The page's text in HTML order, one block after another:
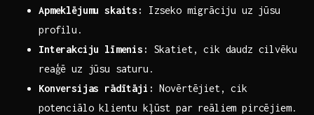
Apmeklējumu skaits:
‌Izseko⁣ migrāciju ⁢uz jūsu
profilu.
Interakciju līmenis:
Skatiet, cik​ daudz cilvēku ​
reaģē uz​ jūsu saturu.
Konversijas rādītāji: ‍Novērtējiet, cik
potenciālo klientu kļūst par reāliem pircējiem.